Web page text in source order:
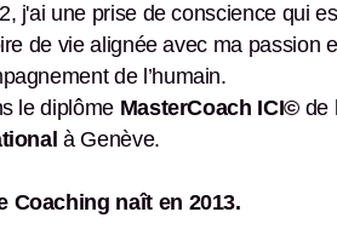
j'ai une prise de conscience qui
de vie alignée avec ma passion
de l’humain.
le diplôme MasterCoach ICI© de
à Genève.
Coaching naît en 2013.